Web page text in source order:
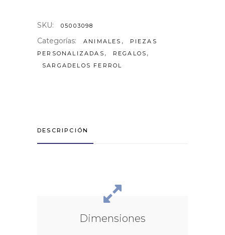
SKU: 05003098
Categorías: ANIMALES ,
PIEZAS
PERSONALIZADAS , REGALOS ,
SARGADELOS FERROL
DESCRIPCIÓN
Dimensiones